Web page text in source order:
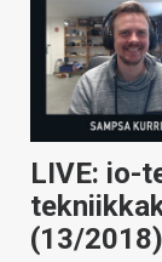
LIVE: io-
(13/2018)